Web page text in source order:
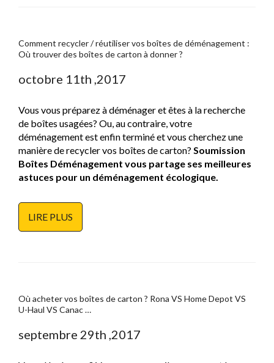
Comment recycler / réutiliser vos boîtes de déménagement :
Où trouver des boîtes de carton à donner ?
octobre 11th ,2017
Vous vous préparez à déménager et êtes à la recherche
de boîtes usagées? Ou, au contraire, votre
déménagement est enfin terminé et vous cherchez une
manière de recycler vos boîtes de carton? Soumission
Boîtes Déménagement vous partage ses meilleures
astuces pour un déménagement écologique.
LIRE PLUS
Où acheter vos boîtes de carton ? Rona VS Home Depot VS
U-Haul VS Canac …
septembre 29th ,2017